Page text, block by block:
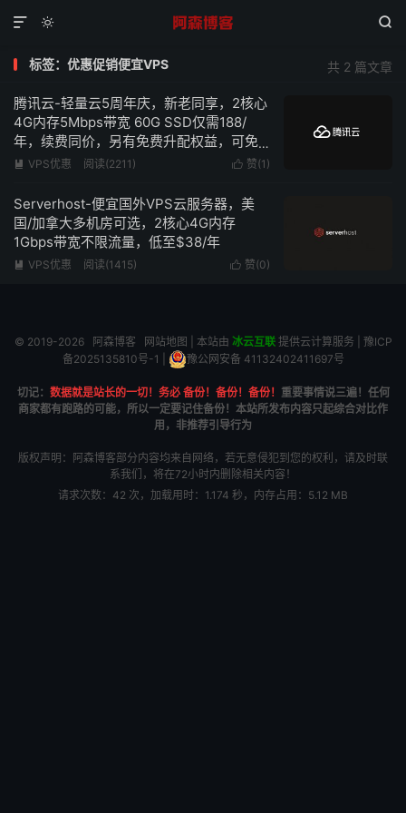
 

共 2 篇文章
标签：优惠促销便宜VPS
腾讯云-轻量云5周年庆，新老同享，2核心
4G内存5Mbps带宽 60G SSD仅需188/
年，续费同价，另有免费升配权益，可免
费升级为4核心4G内存
 赞(1 )
 VPS优惠 阅读(2211)
Serverhost-便宜国外VPS云服务器，美
国/加拿大多机房可选，2核心4G内存
1Gbps带宽不限流量，低至$38/年
 赞(0)
 VPS优惠 阅读(1415)
© 2019-2026 阿森博客 网站地图 | 本站由 冰云互联提供云计算服务 | 豫ICP
备2025135810号-1
豫公网安备 41132402411697号
切记： 数据就是站长的一切！务必 备份！备份！备份！ 重要事情说三遍！任何
商家都有跑路的可能，所以一定要记住备份！本站所发布内容只起综合对比作
用，非推荐引导行为
版权声明：阿森博客部分内容均来自网络，若无意侵犯到您的权利，请及时联
系我们，将在72小时内删除相关内容！
请求次数：42 次，加载用时：1.174 秒，内存占用：5.12 MB